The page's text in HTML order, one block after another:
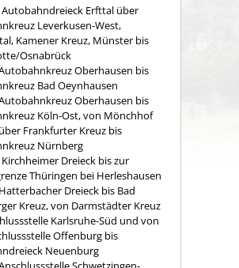
Autobahndreieck Erfttal über
Leverkusen-West,
Kamener Kreuz, Münster bis
Osnabrück
Oberhausen bis
Bad Oeynhausen
Oberhausen bis
Köln-Ost, von Mönchhof
Frankfurter Kreuz bis
Nürnberg
Dreieck bis zur
Thüringen bei Herleshausen
Dreieck bis Bad
Kreuz, von Darmstädter Kreuz
Karlsruhe-Süd und von
Offenburg bis
Neuenburg